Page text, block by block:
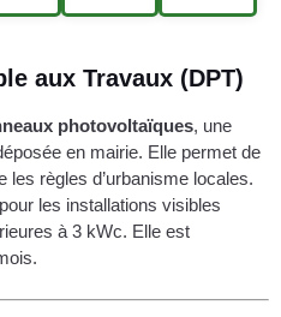
aux Travaux (DPT)
photovoltaïques, une
en mairie. Elle permet de
règles d’urbanisme locales.
les installations visibles
à 3 kWc. Elle est